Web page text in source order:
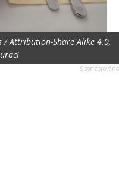
/ Attribution-Share Alike 4.0,